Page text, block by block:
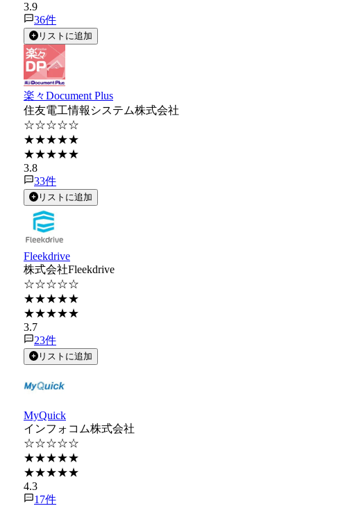
3.9
36件
リストに追加
楽々Document Plus
住友電工情報システム株式会社
☆☆☆☆☆
★★★★★
★★★★★
3.8
33件
リストに追加
Fleekdrive
株式会社Fleekdrive
☆☆☆☆☆
★★★★★
★★★★★
3.7
23件
リストに追加
MyQuick
インフォコム株式会社
☆☆☆☆☆
★★★★★
★★★★★
4.3
17件